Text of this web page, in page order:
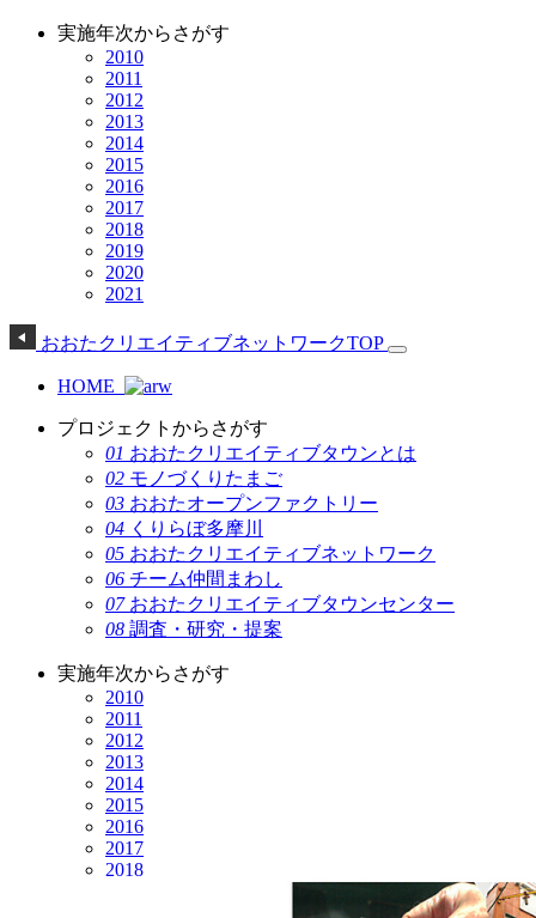
実施年次からさがす
2010
2011
2012
2013
2014
2015
2016
2017
2018
2019
2020
2021
おおたクリエイティブネットワークTOP
HOME
プロジェクトからさがす
01 おおたクリエイティブタウンとは
02 モノづくりたまご
03 おおたオープンファクトリー
04 くりらぼ多摩川
05 おおたクリエイティブネットワーク
06 チーム仲間まわし
07 おおたクリエイティブタウンセンター
08 調査・研究・提案
実施年次からさがす
2010
2011
2012
2013
2014
2015
2016
2017
2018